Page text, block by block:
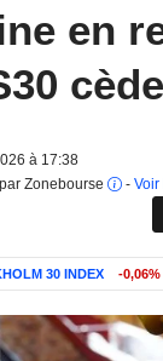
en
à 17:38
Zonebourse
- Voir
30 INDEX -0,06%